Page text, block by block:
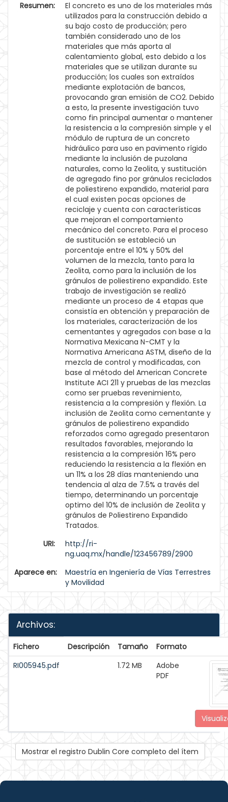
Resumen:
El concreto es uno de los materiales más
utilizados para la construcción debido a
su bajo costo de producción; pero
también considerado uno de los
materiales que más aporta al
calentamiento global, esto debido a los
materiales que se utilizan durante su
producción; los cuales son extraídos
mediante explotación de bancos,
provocando gran emisión de CO2. Debido
a esto, la presente investigación tuvo
como fin principal aumentar o mantener
la resistencia a la compresión simple y el
módulo de ruptura de un concreto
hidráulico para uso en pavimento rígido
mediante la inclusión de puzolana
naturales, como la Zeolita, y sustitución
de agregado fino por gránulos reciclados
de poliestireno expandido, material para
el cual existen pocas opciones de
reciclaje y cuenta con características
que mejoran el comportamiento
mecánico del concreto. Para el proceso
de sustitución se estableció un
porcentaje entre el 10% y 50% del
volumen de la mezcla, tanto para la
Zeolita, como para la inclusión de los
gránulos de poliestireno expandido. Este
trabajo de investigación se realizó
mediante un proceso de 4 etapas que
consistía en obtención y preparación de
los materiales, caracterización de los
cementantes y agregados con base a la
Normativa Mexicana N-CMT y la
Normativa Americana ASTM, diseño de la
mezcla de control y modificadas, con
base al método del American Concrete
Institute ACI 211 y pruebas de las mezclas
como ser pruebas revenimiento,
resistencia a la compresión y flexión. La
inclusión de Zeolita como cementante y
gránulos de poliestireno expandido
reforzados como agregado presentaron
resultados favorables, mejorando la
resistencia a la compresión 16% pero
reduciendo la resistencia a la flexión en
un 11% a los 28 días manteniendo una
tendencia al alza de 7.5% a través del
tiempo, determinando un porcentaje
optimo del 10% de inclusión de Zeolita y
gránulos de Poliestireno Expandido
Tratados.
URI:
http://ri-
ng.uaq.mx/handle/123456789/2900
Aparece en:
Maestría en Ingeniería de Vías Terrestres
y Movilidad
Archivos:
Fichero Descripción Tamaño
Formato
RI005945.pdf
1.72 MB
Adobe
PDF
Mostrar el registro Dublin Core completo del ítem